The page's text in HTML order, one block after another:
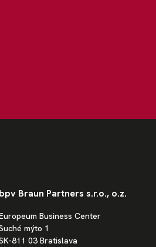
bpv Braun Partners s.r.o., o.z.
Business Center
mýto 1
811 03 Bratislava